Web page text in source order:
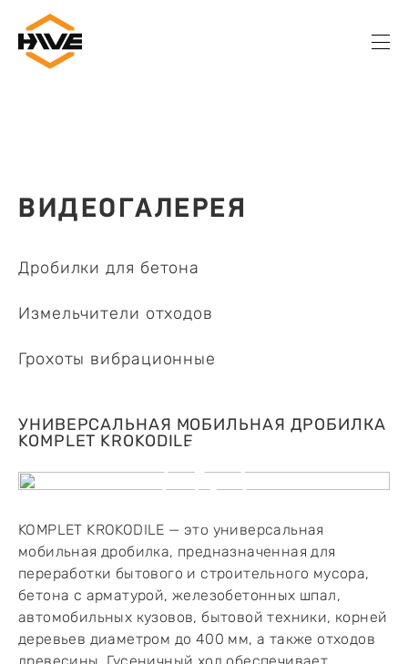
ВИДЕОГАЛЕРЕЯ
Дробилки для бетона
Измельчители отходов
Грохоты вибрационные
УНИВЕРСАЛЬНАЯ МОБИЛЬНАЯ ДРОБИЛКА
KOMPLET KROKODILE
KOMPLET KROKODILE — это универсальная
мобильная дробилка, предназначенная для
переработки бытового и строительного мусора,
бетона с арматурой, железобетонных шпал,
автомобильных кузовов, бытовой техники, корней
деревьев диаметром до 400 мм, а также отходов